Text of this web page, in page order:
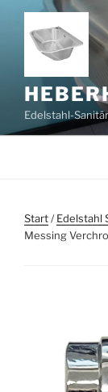
Zum
Inhalt
springen
Edelstahl-
Start/Edelstahl
Messing